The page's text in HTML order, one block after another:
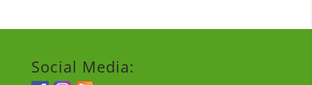
Social Media: